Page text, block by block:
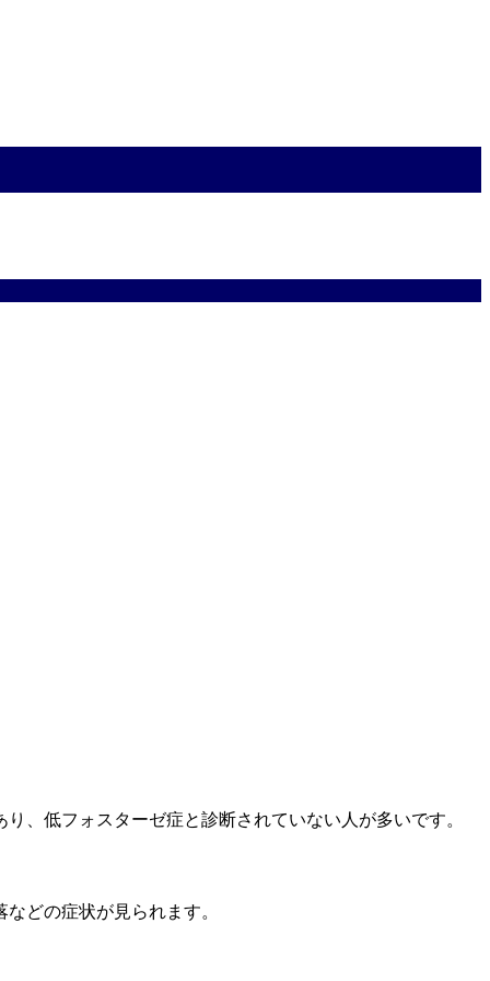
、低フォスターゼ症と診断されていない人が多いです。
どの症状が見られます。